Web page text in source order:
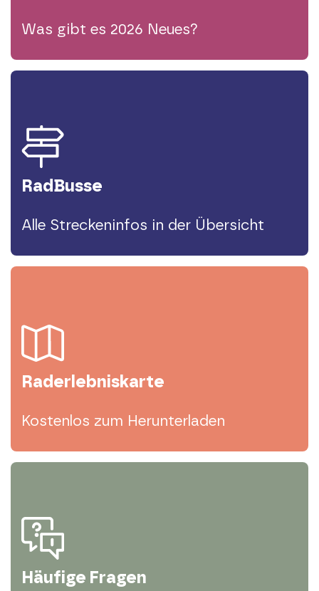
Was gibt es 2026 Neues?
RadBusse
Alle Streckeninfos in der Übersicht
Raderlebniskarte
Kostenlos zum Herunterladen
Häufige Fragen